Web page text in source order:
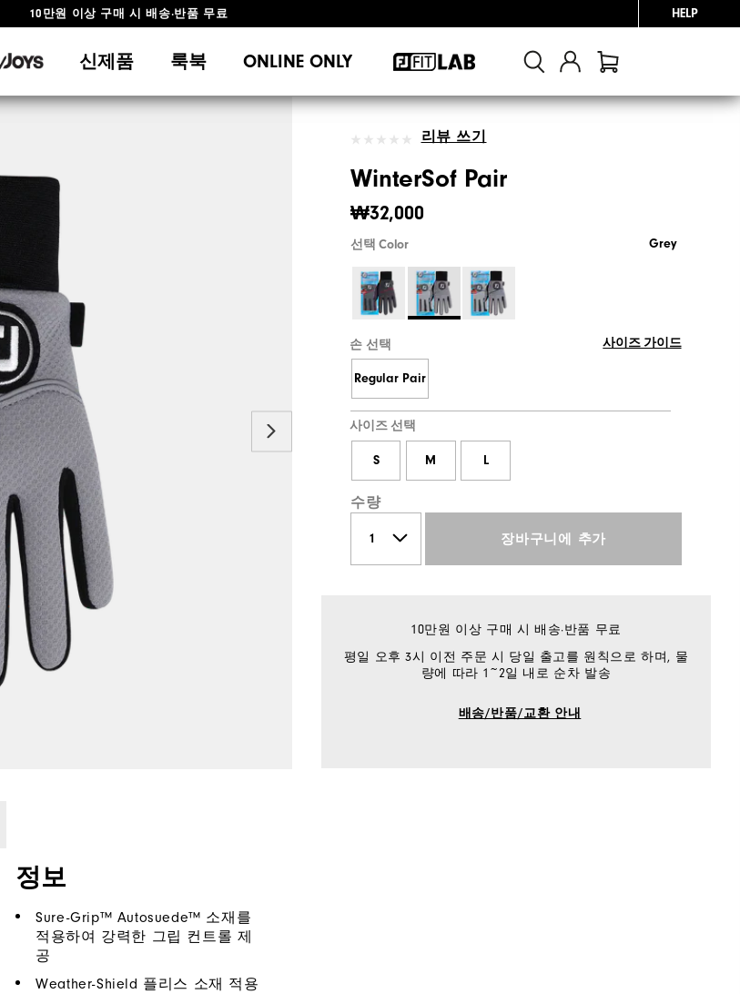
#1 SHOE IN GOLF #1 GLOVE IN GOLF HELP
신제품 룩북 ONLINE ONLY
리뷰 쓰기
WinterSof Pair
₩32,000
선택 Color Grey
손 선택 사이즈 가이드
Regular Pair
사이즈 선택
S M L
수량
장바구니에 추가
10만원 이상 구매 시 배송·반품 무료
평일 오후 3시 이전 주문 시 당일 출고를 원칙으로 하며, 물
량에 따라 1~2일 내로 순차 발송
배송/반품/교환 안내
정보
Sure-Grip™ Autosuede™ 소재를
적용하여 강력한 그립 컨트롤 제
공
Weather-Shield 플리스 소재 적용